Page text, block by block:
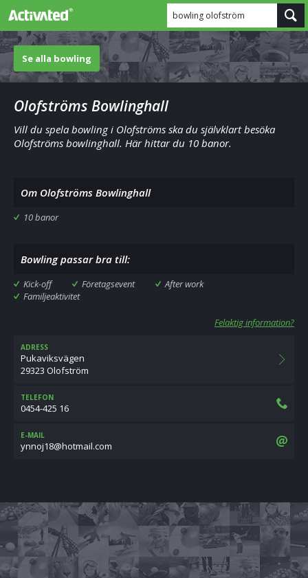
bowling olofström
Se alla bowling
Olofströms Bowlinghall
Vill du spela bowling i Olofströms ska du självklart besöka
Olofströms bowlinghall. Här hittar du 10 banor.
Om Olofströms Bowlinghall
10 banor
Bowling passar bra till:
Kick-off Företagsevent
After work
Familjeaktivitet
Felaktig information?
ADRESS
Pukaviksvägen
29323 Olofström
TELEFON
0454-425 16
E-MAIL
moc.liamtoh@81jonny